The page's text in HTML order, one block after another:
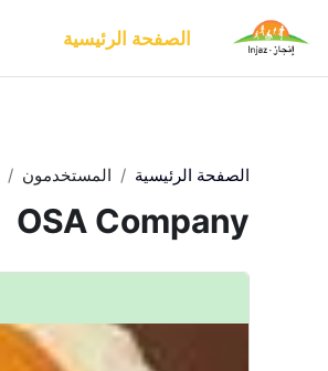
تخطى إلى المحتوى الرئيسيالصفحة الرئيسية
الصفحة الرئيسية المستخدمون
OSA Company